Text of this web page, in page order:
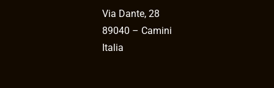
Via Dante, 28
89040 – Camini
Italia